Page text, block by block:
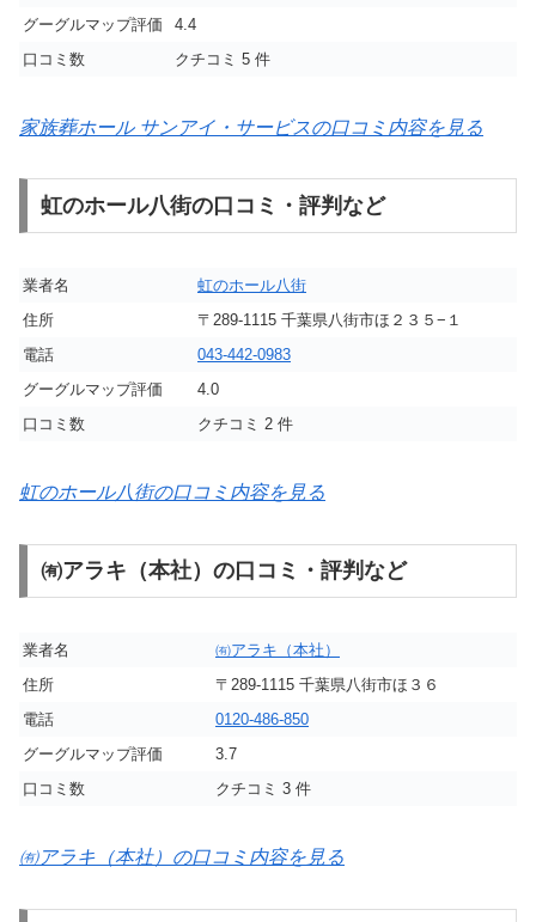
グーグルマップ評価
4.4
口コミ数
クチコミ 5 件
家族葬ホール サンアイ・サービスの口コミ内容を見る
虹のホール八街の口コミ・評判など
業者名
虹のホール八街
住所
〒289-1115 千葉県八街市ほ２３５−１
電話
043-442-0983
グーグルマップ評価
4.0
口コミ数
クチコミ 2 件
虹のホール八街の口コミ内容を見る
㈲アラキ（本社）の口コミ・評判など
業者名
㈲アラキ（本社）
住所
〒289-1115 千葉県八街市ほ３６
電話
0120-486-850
グーグルマップ評価
3.7
口コミ数
クチコミ 3 件
㈲アラキ（本社）の口コミ内容を見る